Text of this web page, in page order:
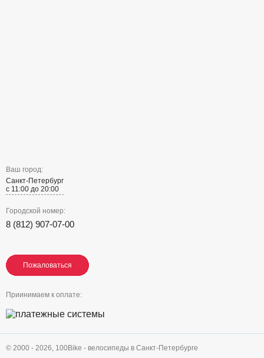
Ваш город:
Санкт-Петербург
с 11:00 до 20:00
Городской номер:
8 (812) 907-07-00
Пожаловаться
Пожаловаться
Пожаловаться
Приинимаем к оплате:
© 2000 - 2026, 100Bike - велосипеды в Санкт-Петербурге